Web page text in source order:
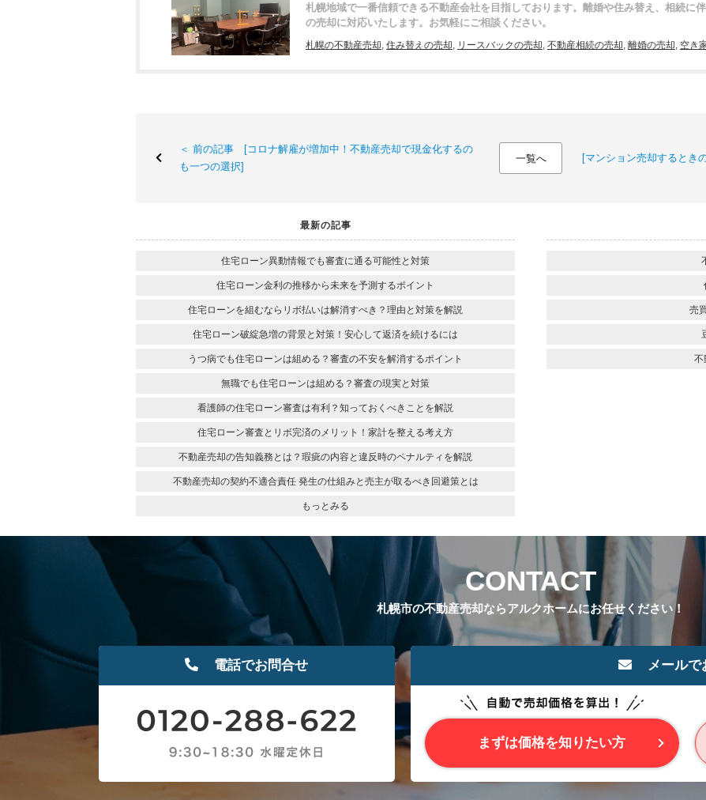
札幌地域で一番信頼できる不動産会社を目指しております。離婚や住み替え、相続に
の売却に対応いたします。お気軽にご相談ください。
札幌の不動産売却, 住み替えの売却, リースバックの売却, 不動産相続の売却, 離婚の売却, 空き
＜ 前の記事 [コロナ解雇が増加中！不動産売却で現金化するの
も一つの選択]
一覧へ [マンション売却するとき
最新の記事
住宅ローン異動情報でも審査に通る可能性と対策
住宅ローン金利の推移から未来を予測するポイント
住宅ローンを組むならリボ払いは解消すべき？理由と対策を解説
住宅ローン破綻急増の背景と対策！安心して返済を続けるには
うつ病でも住宅ローンは組める？審査の不安を解消するポイント
無職でも住宅ローンは組める？審査の現実と対策
看護師の住宅ローン審査は有利？知っておくべきことを解説
住宅ローン審査とリボ完済のメリット！家計を整える考え方
不動産売却の告知義務とは？瑕疵の内容と違反時のペナルティを解説
不動産売却の契約不適合責任 発生の仕組みと売主が取るべき回避策とは
もっとみる
売
不
CONTACT
札幌市の不動産売却ならアルクホームにお任せください！
電話でお問合せ メールで
まずは価格を知りたい方